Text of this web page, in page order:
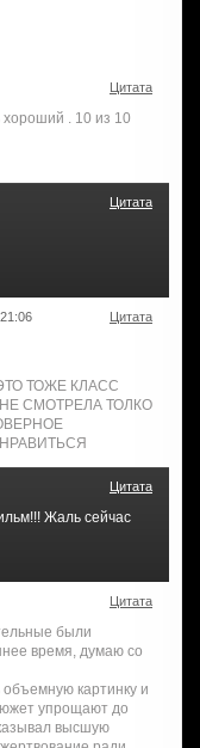
Цитата
хороший . 10 из 10
Цитата
Цитата
ТОЖЕ КЛАСС
СМОТРЕЛА ТОЛКО
Цитата
Жаль сейчас
Цитата
были
время, думаю со
картинку и
упрощают до
высшую